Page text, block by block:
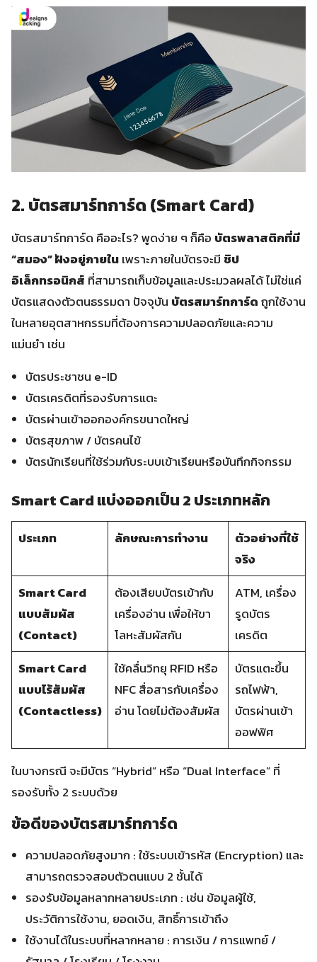
2. บัตรสมาร์ทการ์ด (Smart Card)
บัตรสมาร์ทการ์ด คืออะไร? พูดง่าย ๆ ก็คือ บัตรพลาสติกที่มี
“สมอง” ฝังอยู่ภายในเพราะภายในบัตรจะมีชิป
อิเล็กทรอนิกส์ ที่สามารถเก็บข้อมูลและประมวลผลได้ ไม่ใช่แค่
บัตรแสดงตัวตนธรรมดา ปัจจุบัน บัตรสมาร์ทการ์ดถูกใช้งาน
ในหลายอุตสาหกรรมที่ต้องการความปลอดภัยและความ
แม่นยำ เช่น
บัตรประชาชน e-ID
บัตรเครดิตที่รองรับการแตะ
บัตรผ่านเข้าออกองค์กรขนาดใหญ่
บัตรสุขภาพ / บัตรคนไข้
บัตรนักเรียนที่ใช้ร่วมกับระบบเข้าเรียนหรือบันทึกกิจกรรม
Smart Card แบ่งออกเป็น 2 ประเภทหลัก
ประเภท ลักษณะการทำงาน
ตัวอย่างที่ใช้
จริง
Smart Card
แบบสัมผัส
(Contact)
ต้องเสียบบัตรเข้ากับ
เครื่องอ่าน เพื่อให้ขา
โลหะสัมผัสกัน
ATM, เครื่อง
รูดบัตร
เครดิต
Smart Card
แบบไร้สัมผัส
(Contactless)
ใช้คลื่นวิทยุ RFID หรือ
NFC สื่อสารกับเครื่อง
อ่าน โดยไม่ต้องสัมผัส
บัตรแตะขึ้น
รถไฟฟ้า,
บัตรผ่านเข้า
ออฟฟิศ
ในบางกรณี จะมีบัตร “Hybrid” หรือ “Dual Interface” ที่
รองรับทั้ง 2 ระบบด้วย
ข้อดีของบัตรสมาร์ทการ์ด
ความปลอดภัยสูงมาก : ใช้ระบบเข้ารหัส (Encryption) และ
สามารถตรวจสอบตัวตนแบบ 2 ชั้นได้
รองรับข้อมูลหลากหลายประเภท : เช่น ข้อมูลผู้ใช้,
ประวัติการใช้งาน, ยอดเงิน, สิทธิ์การเข้าถึง
ใช้งานได้ในระบบที่หลากหลาย : การเงิน / การแพทย์ /